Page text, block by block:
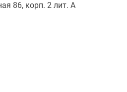
86, корп. 2 лит. А